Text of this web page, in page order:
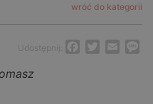
wróć do kategorii
Udostępnij: Facebook
Twitter
Email